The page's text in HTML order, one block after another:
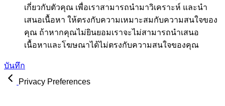
เกี่ยวกับตัวคุณ เพื่อเราสามารถนำมาวิเคราะห์ และนำ
เสนอเนื้อหา ให้ตรงกับความเหมาะสมกับความสนใจของ
คุณ ถ้าหากคุณไม่ยินยอมเราจะไม่สามารถนำเสนอ
เนื้อหาและโฆษณาได้ไม่ตรงกับความสนใจของคุณ
บันทึก
Privacy Preferences